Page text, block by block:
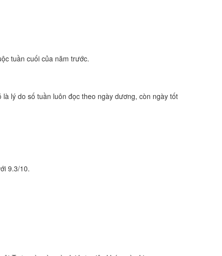
tuần cuối của năm trước.
lý do số tuần luôn đọc theo ngày dương, còn ngày tốt
9.3/10.